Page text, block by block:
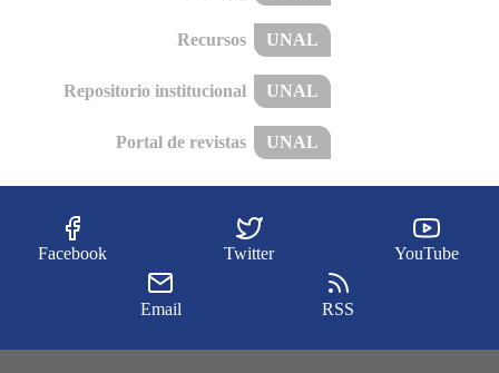
Recursos UNAL
Repositorio institucional UNAL
Portal de revistas UNAL
Facebook Twitter YouTube
Email RSS